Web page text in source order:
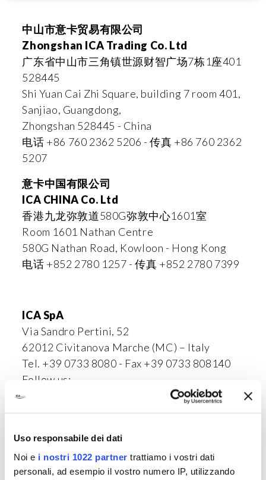
Uso responsabile dei dati
Noi e i nostri 1022 partner trattiamo i vostri dati
personali, ad esempio il vostro numero IP, utilizzando
中山市意卡贸易有限公司
Zhongshan ICA Trading Co. Ltd
广东省中山市三角镇世源财智广场7栋1座401
528445
Shi Yuan Cai Zhi Square, building 7 room 401,
Sanjiao, Guangdong,
Zhongshan 528445 - China
电话 +86 760 2362 5206 - 传真 +86 760 2362
5207
意卡中国有限公司
ICA CHINA Co. Ltd
香港九龙弥敦道580G弥敦中心1601室
Room 1601 Nathan Centre
580G Nathan Road, Kowloon - Hong Kong
电话 +852 2780 1257 - 传真 +852 2780 7399
ICA SpA
Via Sandro Pertini, 52
62012 Civitanova Marche (MC) – Italy
Tel. +39 0733 8080 - Fax +39 0733 808140
Follow us: